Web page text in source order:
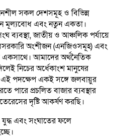
সকল দেশসমূহ ও বিভিন্ন
মূল্যবোধ এবং নতুন একতা।
ব্যবস্থা, জাতীয় ও আঞ্চলিক পর্যায়ে
অংশীজন (এনজিওসমূহ) এবং
আমাদের অর্থনৈতিক
নিচের অর্ধেকাংশ মানুষের
এই পদক্ষেপ একই সঙ্গে জলবায়ুর
পারে প্রচলিত বাজার ব্যবস্থার
দৃষ্টি আকর্ষণ করছি।
যুদ্ধ এবং সংঘাতের ফলে